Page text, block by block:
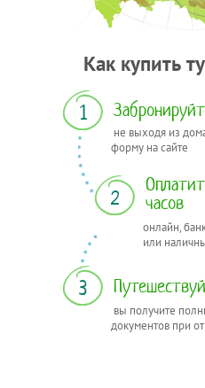
Как купить
1
не выходя из
форму на сайте
2
часов
онлайн,
или
3
вы получите
документов при